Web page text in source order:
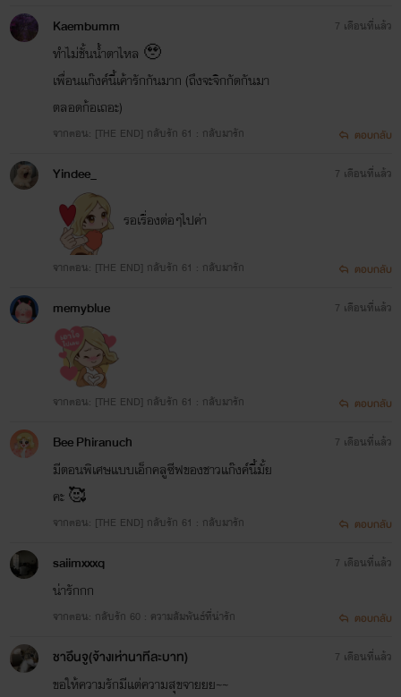
Kaembumm
ทำไม่ชั้นน้ำตาไหล 🥹
เพื่อนแก๊งค์นี้เค้ารักกันมาก (ถึงจะจิกกัดกันมา
ตลอดก้อเถอะ)
จากตอน: [THE END] กลับรัก 61 : กลับมารัก
7 เดือนที่แล้ว
ตอบกลับ
Yindee_
รอเรื่องต่อๆไปค่า
จากตอน: [THE END] กลับรัก 61 : กลับมารัก
7 เดือนที่แล้ว
ตอบกลับ
memyblue
จากตอน: [THE END] กลับรัก 61 : กลับมารัก
7 เดือนที่แล้ว
ตอบกลับ
Bee Phiranuch
มีตอนพิเศษแบบเอ็กคลูซีฟของชาวแก๊งค์นี้มั้ย
คะ 🥰
จากตอน: [THE END] กลับรัก 61 : กลับมารัก
7 เดือนที่แล้ว
ตอบกลับ
saiimxxxq
น่ารักกก
จากตอน: กลับรัก 60 : ความสัมพันธ์ที่น่ารัก
7 เดือนที่แล้ว
ตอบกลับ
ชาอึนจู(จ้างเห่านาทีละบาท)
ขอให้ความรักมีแต่ความสุขจายยย~~
7 เดือนที่แล้ว